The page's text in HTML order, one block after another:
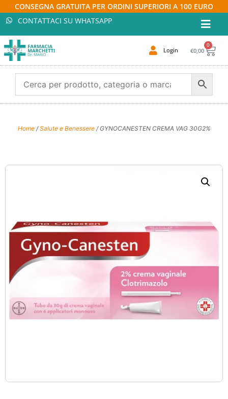
CONSEGNA GRATUITA PER ORDINI SUPERIORI A 100 EURO
CONTATTACI SU WHATSAPP
Login €0,00
0
Home/Salute e Benessere/ GYNOCANESTEN CREMA VAG 30G2%